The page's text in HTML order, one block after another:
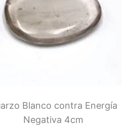
Blanco contra Energía
Negativa 4cm